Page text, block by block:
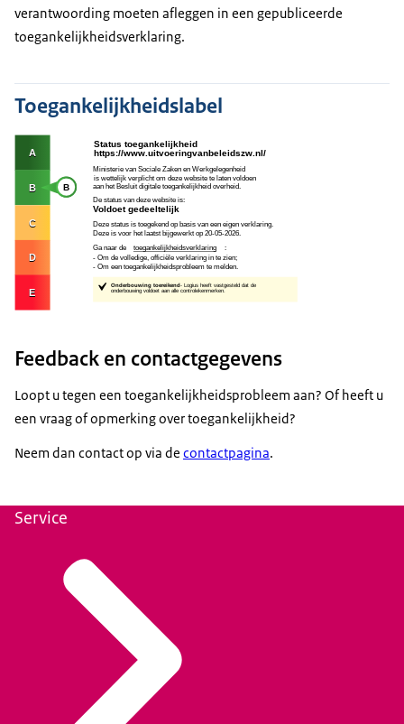
verantwoording moeten afleggen in een gepubliceerde
toegankelijkheidsverklaring.
Toegankelijkheidslabel
Feedback en contactgegevens
Loopt u tegen een toegankelijkheidsprobleem aan? Of heeft u
een vraag of opmerking over toegankelijkheid?
Neem dan contact op via de contactpagina.
Service